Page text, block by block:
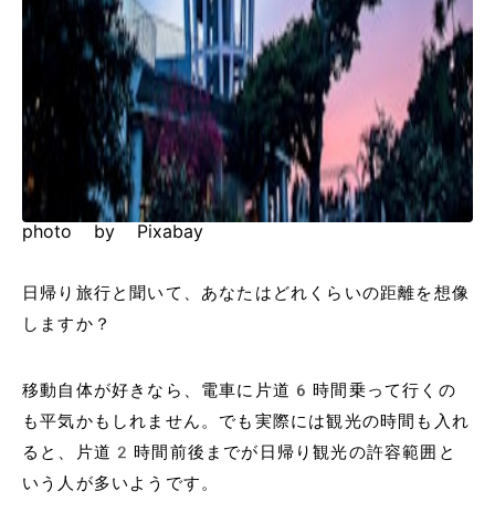
photo by Pixabay
日帰り旅行と聞いて、あなたはどれくらいの距離を想像
しますか？
移動自体が好きなら、電車に片道6時間乗って行くの
も平気かもしれません。でも実際には観光の時間も入れ
ると、片道2時間前後までが日帰り観光の許容範囲と
いう人が多いようです。